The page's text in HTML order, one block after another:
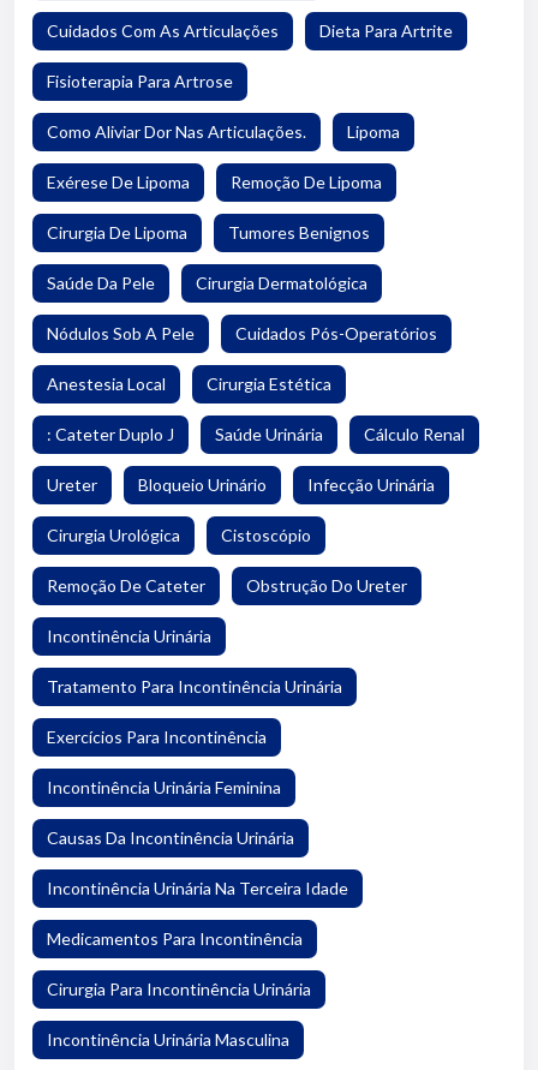
Cuidados Com As Articulações Dieta Para Artrite
Fisioterapia Para Artrose
Como Aliviar Dor Nas Articulações. Lipoma
Exérese De Lipoma Remoção De Lipoma
Cirurgia De Lipoma Tumores Benignos
Saúde Da Pele Cirurgia Dermatológica
Nódulos Sob A Pele Cuidados Pós-Operatórios
Anestesia Local Cirurgia Estética
: Cateter Duplo J Saúde Urinária Cálculo Renal
Ureter Bloqueio Urinário Infecção Urinária
Cirurgia Urológica Cistoscópio
Remoção De Cateter Obstrução Do Ureter
Incontinência Urinária
Tratamento Para Incontinência Urinária
Exercícios Para Incontinência
Incontinência Urinária Feminina
Causas Da Incontinência Urinária
Incontinência Urinária Na Terceira Idade
Medicamentos Para Incontinência
Cirurgia Para Incontinência Urinária
Incontinência Urinária Masculina